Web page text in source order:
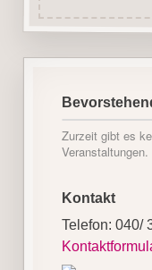
Zurzeit gibt es
Veranstaltungen.
Kontakt
Telefon: 040/